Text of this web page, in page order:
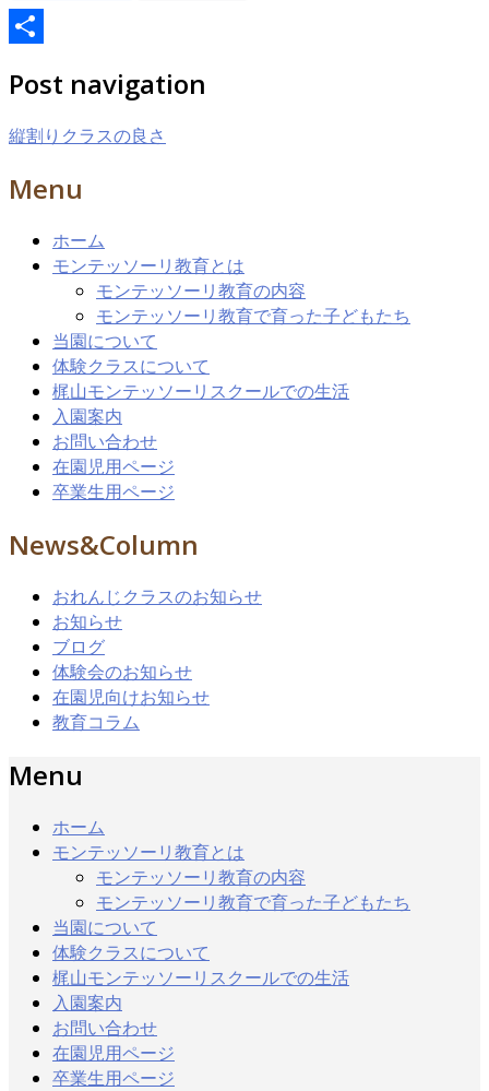
有
Post navigation
縦割りクラスの良さ
Menu
ホーム
モンテッソーリ教育とは
モンテッソーリ教育の内容
モンテッソーリ教育で育った子どもたち
当園について
体験クラスについて
梶山モンテッソーリスクールでの生活
入園案内
お問い合わせ
在園児用ページ
卒業生用ページ
News&Column
おれんじクラスのお知らせ
お知らせ
ブログ
体験会のお知らせ
在園児向けお知らせ
教育コラム
Menu
ホーム
モンテッソーリ教育とは
モンテッソーリ教育の内容
モンテッソーリ教育で育った子どもたち
当園について
体験クラスについて
梶山モンテッソーリスクールでの生活
入園案内
お問い合わせ
在園児用ページ
卒業生用ページ